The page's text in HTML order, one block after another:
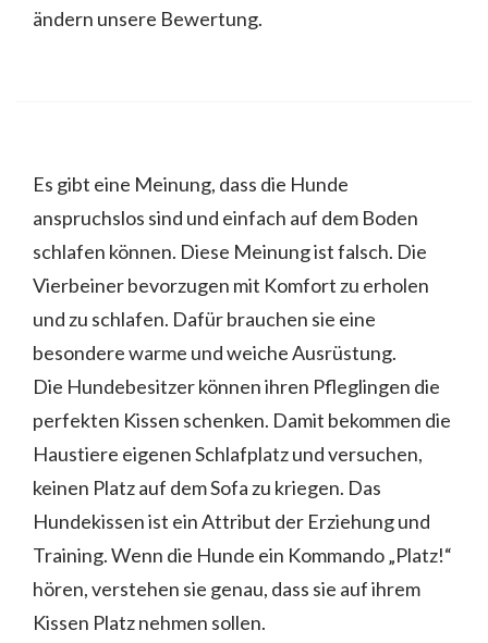
ändern unsere Bewertung.
Es gibt eine Meinung, dass die Hunde
anspruchslos sind und einfach auf dem Boden
schlafen können. Diese Meinung ist falsch. Die
Vierbeiner bevorzugen mit Komfort zu erholen
und zu schlafen. Dafür brauchen sie eine
besondere warme und weiche Ausrüstung.
Die Hundebesitzer können ihren Pfleglingen die
perfekten Kissen schenken. Damit bekommen die
Haustiere eigenen Schlafplatz und versuchen,
keinen Platz auf dem Sofa zu kriegen. Das
Hundekissen ist ein Attribut der Erziehung und
Training. Wenn die Hunde ein Kommando „Platz!“
hören, verstehen sie genau, dass sie auf ihrem
Kissen Platz nehmen sollen.